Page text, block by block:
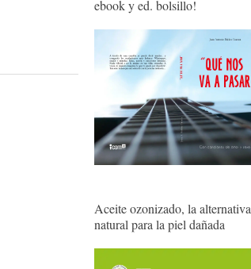
ebook y ed. bolsillo!
Aceite ozonizado, la alternativa
natural para la piel dañada